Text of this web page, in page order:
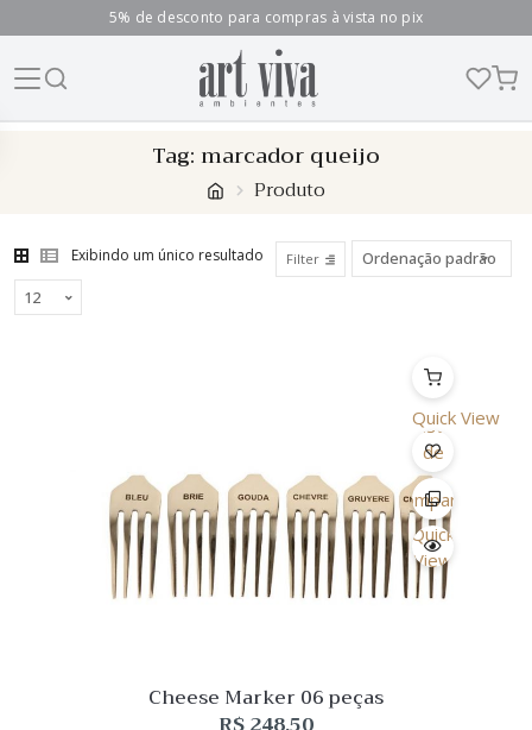
5% de desconto para compras à vista no pix
Tag:marcador queijo
Produto
Exibindo um único resultado Filter
Quick View
Lista
de
Desejo
Comparar
Quick
View
Cheese Marker 06 peças